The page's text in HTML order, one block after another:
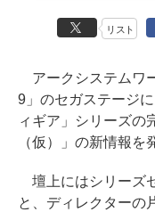
リスト
アークシステムワ
9」のセガステージ
ィギア」シリーズの
（仮）」の新情報を
壇上にはシリーズ
と、ディレクターの